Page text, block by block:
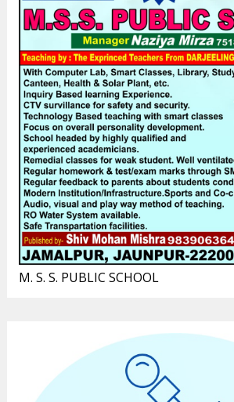
M. S. S. PUBLIC SCHOOL